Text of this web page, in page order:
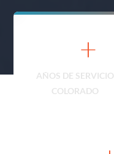
+
AÑOS DE SERVICIO
COLORADO